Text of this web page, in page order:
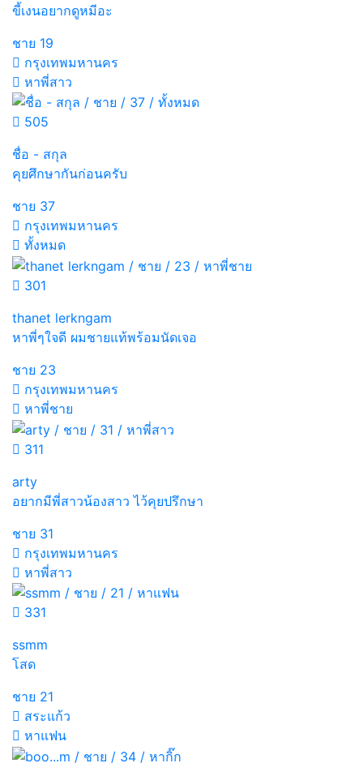
ขี้เงนอยากดูหมีอะ
ชาย 19
กรุงเทพมหานคร
หาพี่สาว
505
ชื่อ - สกุล
คุยศึกษากันก่อนครับ
ชาย 37
กรุงเทพมหานคร
ทั้งหมด
301
thanet lerkngam
หาพี่ๆใจดี ผมชายแท้พร้อมนัดเจอ
ชาย 23
กรุงเทพมหานคร
หาพี่ชาย
311
arty
อยากมีพี่สาวน้องสาว ไว้คุยปรึกษา
ชาย 31
กรุงเทพมหานคร
หาพี่สาว
331
ssmm
โสด
ชาย 21
สระแก้ว
หาแฟน